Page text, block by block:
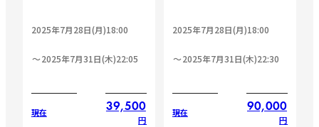
2025年7月28日(月)18:00
2025年7月31日(木)22:05
現在 39,500
円
2025年7月28日(月)18:00
2025年7月31日(木)22:30
現在 90,000
円